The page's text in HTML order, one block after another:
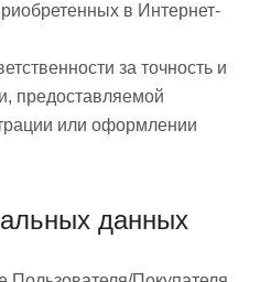
в Интернет-
за точность и
предоставляемой
или оформлении
данных